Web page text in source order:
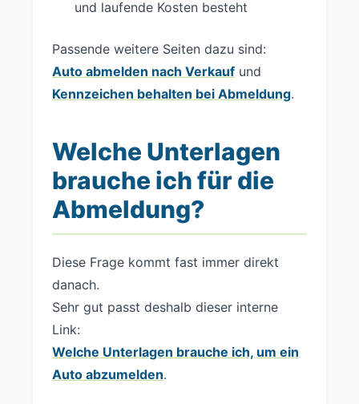
und laufende Kosten besteht
Passende weitere Seiten dazu sind:
Auto abmelden nach Verkauf und
Kennzeichen behalten bei Abmeldung.
Welche Unterlagen
brauche ich für die
Abmeldung?
Diese Frage kommt fast immer direkt
danach.
Sehr gut passt deshalb dieser interne
Link:
Welche Unterlagen brauche ich, um ein
Auto abzumelden.